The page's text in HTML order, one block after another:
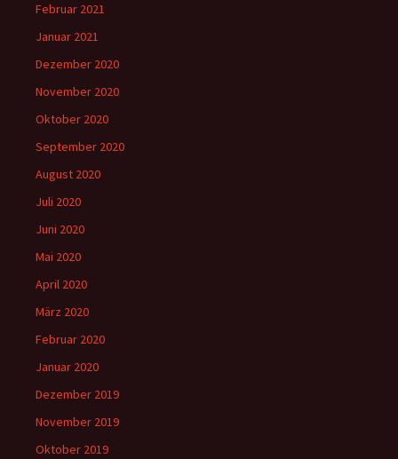
Februar 2021
Januar 2021
Dezember 2020
November 2020
Oktober 2020
September 2020
August 2020
Juli 2020
Juni 2020
Mai 2020
April 2020
März 2020
Februar 2020
Januar 2020
Dezember 2019
November 2019
Oktober 2019